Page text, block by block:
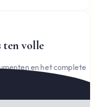
ten volle
en het complete